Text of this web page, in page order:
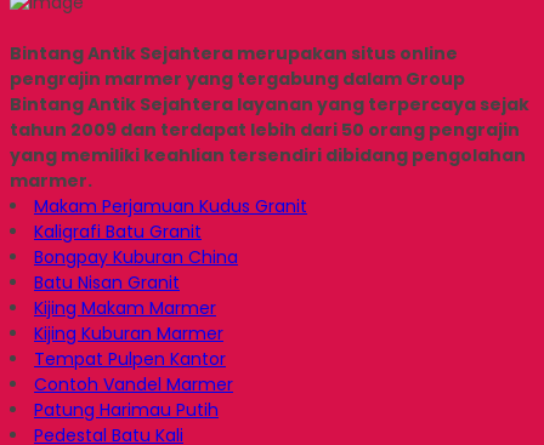
Bintang Antik Sejahtera merupakan situs online
pengrajin marmer yang tergabung dalam Group
Bintang Antik Sejahtera layanan yang terpercaya sejak
tahun 2009 dan terdapat lebih dari 50 orang pengrajin
yang memiliki keahlian tersendiri dibidang pengolahan
marmer.
Makam Perjamuan Kudus Granit
Kaligrafi Batu Granit
Bongpay Kuburan China
Batu Nisan Granit
Kijing Makam Marmer
Kijing Kuburan Marmer
Tempat Pulpen Kantor
Contoh Vandel Marmer
Patung Harimau Putih
Pedestal Batu Kali